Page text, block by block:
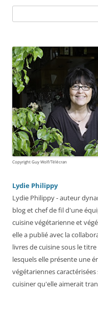
Copyright Guy Wolf/Télécran
Lydie Philippy
Lydie Philippy - auteur
blog et chef de fil d'une
cuisine végétarienne et
elle a publié avec la
livres de cuisine sous le
lesquels elle présente une
végétariennes
cuisiner qu'elle aimerait